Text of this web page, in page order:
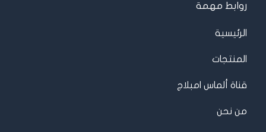
روابط مهمة
الرئيسية
المنتجات
قناة ألماس امبلاج
من نحن